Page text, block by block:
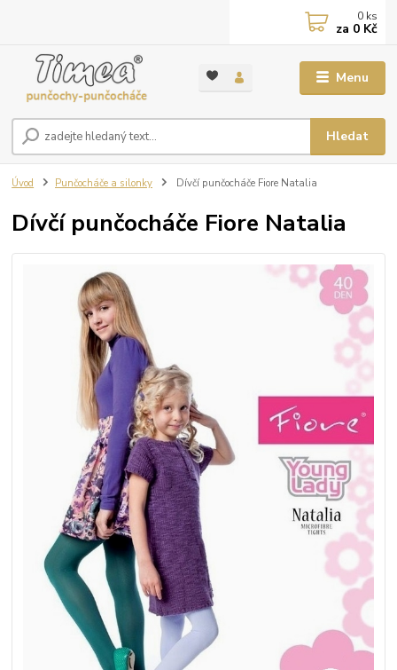
Menu
Hledat
0 ks
za 0 Kč
Úvod Punčocháče a silonky Dívčí punčocháče Fiore Natalia
Dívčí punčocháče Fiore Natalia